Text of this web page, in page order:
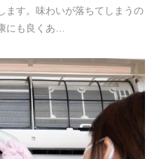
ます。味わいが落ちてしまうの
にも良くあ…